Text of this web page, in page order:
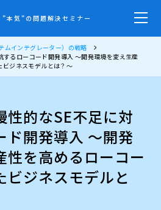
本気”の問題解決セミナー
ムインテグレーター）の戦略
するローコード開発導入 〜開発環境を変え生産
ジネスモデルとは？〜
性的なSE不足に対
ド開発導入 〜開発
性を高めるローコー
ビジネスモデルと